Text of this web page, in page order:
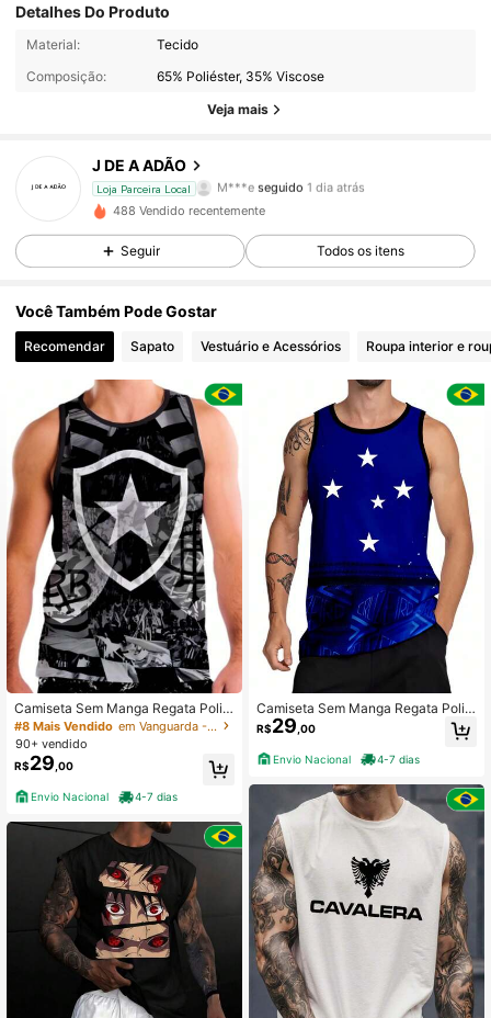
Detalhes Do Produto
Material:
Tecido
Composição:
65% Poliéster, 35% Viscose
Veja mais
J DE A ADÃO
Loja Parceira Local
4,57 24 Seguidores
4,57 24 Seguidores
4,57 24 Seguidores
4,57 24 Seguidores
4,57 24 Seguidores
24 Seguidores
24 Seguidores
4,57 24 Seguidores
488 Vendido recentemente
Seguir Todos os itens
Você Também Pode Gostar
Recomendar Sapato Vestuário e Acessórios Roupa interior e
Camiseta Sem Manga Regata Polié
ster Botafogo Torcedor
#8 Mais Vendido
em Vanguarda - Hip-Hop Streetwear Regatas masculin
90+ vendido
R$29 ,00
Envio Nacional 4-7 dias
Camiseta Sem Manga Regata Polié
ster Cruzeiro o time do povo
R$29 ,00
Envio Nacional 4-7 dias